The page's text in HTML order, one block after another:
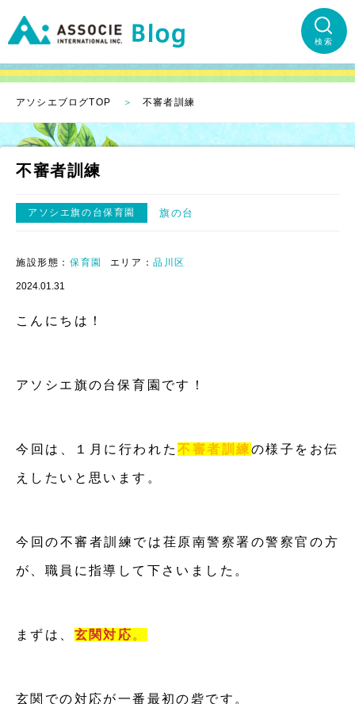
検索
アソシエブログTOP 不審者訓練
不審者訓練
アソシエ旗の台保育園 旗の台
施設形態： 保育園 エリア：品川区
2024.01.31
こんにちは！
アソシエ旗の台保育園です！
今回は、１月に行われた不審者訓練の様子をお伝
えしたいと思います。
今回の不審者訓練では荏原南警察署の警察官の方
が、職員に指導して下さいました。
まずは、 玄関対応 。
玄関での対応が一番最初の砦です。